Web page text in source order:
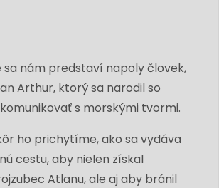
nám predstaví napoly človek,
Arthur, ktorý sa narodil so
s morskými tvormi.
ho prichytíme, ako sa vydáva
cestu, aby nielen získal
Atlanu, ale aj aby bránil